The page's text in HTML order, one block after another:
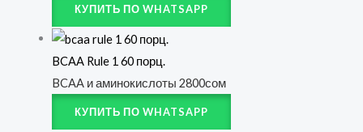
КУПИТЬ ПО WHATSAPP
BCAA Rule 1 60 порц.
BCAA и аминокислоты 2800сом
КУПИТЬ ПО WHATSAPP